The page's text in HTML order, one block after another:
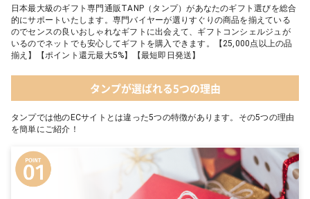
日本最大級のギフト専門通販TANP（タンプ）があなたのギフト選びを総合
的にサポートいたします。専門バイヤーが選りすぐりの商品を揃えている
のでセンスの良いおしゃれなギフトに出会えて、ギフトコンシェルジュが
いるのでネットでも安心してギフトを購入できます。【25,000点以上の品
揃え】【ポイント還元最大5%】【最短即日発送】
タンプが選ばれる5つの理由
タンプでは他のECサイトとは違った5つの特徴があります。その5つの理由
を簡単にご紹介！